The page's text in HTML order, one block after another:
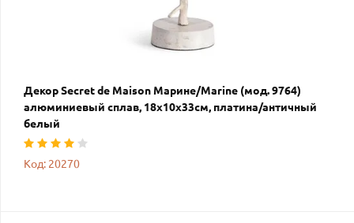
Декор Secret de Maison Марине/Marine (мод. 9764)
алюминиевый сплав, 18х10х33см, платина/античный
белый
Код: 20270